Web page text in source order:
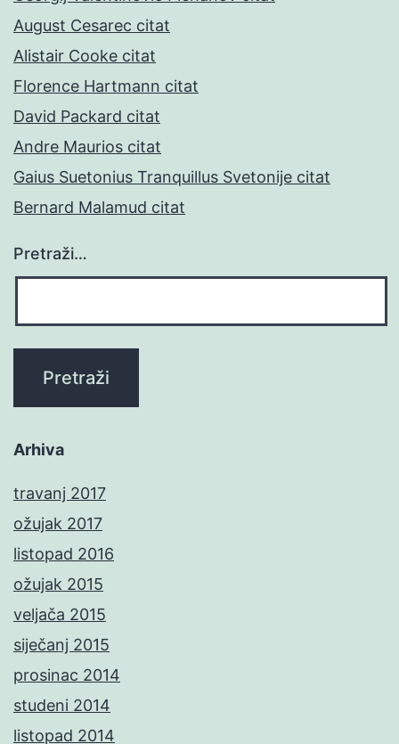
August Cesarec citat
Alistair Cooke citat
Florence Hartmann citat
David Packard citat
Andre Maurios citat
Gaius Suetonius Tranquillus Svetonije citat
Bernard Malamud citat
Pretraži…
Arhiva
travanj 2017
ožujak 2017
listopad 2016
ožujak 2015
veljača 2015
siječanj 2015
prosinac 2014
studeni 2014
listopad 2014